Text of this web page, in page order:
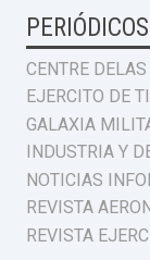
CENTRE DELAS
EJERCITO DE
GALAXIA
INDUSTRIA Y
NOTICIAS
REVISTA
REVISTA